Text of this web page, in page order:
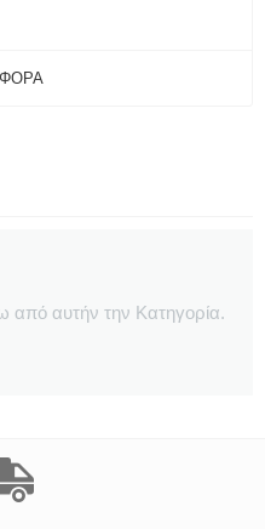
από αυτήν την Κατηγορία.